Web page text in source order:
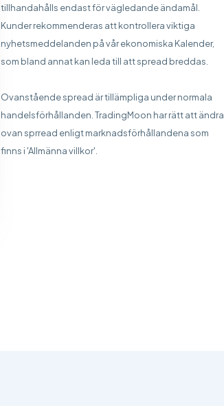
tillhandahålls endast för vägledande ändamål.
Kunder rekommenderas att kontrollera viktiga
nyhetsmeddelanden på vår ekonomiska Kalender,
som bland annat kan leda till att spread breddas.
Ovanstående spread är tillämpliga under normala
handelsförhållanden. TradingMoon har rätt att ändra
ovan sprread enligt marknadsförhållandena som
finns i 'Allmänna villkor'.